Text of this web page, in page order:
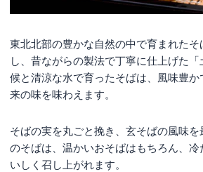
東北北部の豊かな自然の中で育まれたそ
し、昔ながらの製法で丁寧に仕上げた
候と清涼な水で育ったそばは、風味豊
来の味を味わえます。
そばの実を丸ごと挽き、玄そばの風味を
のそばは、温かいおそばはもちろん、
いしく召し上がれます。